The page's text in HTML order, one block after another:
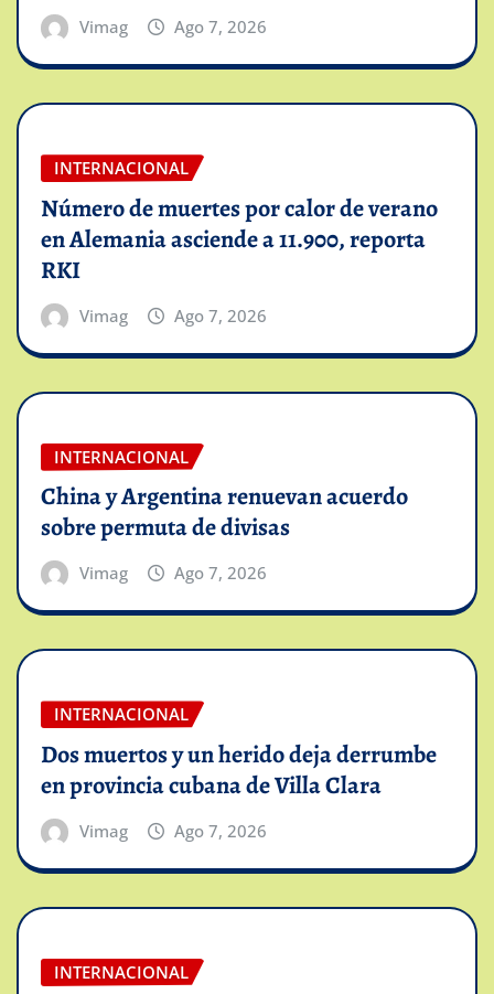
Vimag Ago 7, 2026
INTERNACIONAL
Número de muertes por calor de verano
en Alemania asciende a 11.900, reporta
RKI
Vimag Ago 7, 2026
INTERNACIONAL
China y Argentina renuevan acuerdo
sobre permuta de divisas
Vimag Ago 7, 2026
INTERNACIONAL
Dos muertos y un herido deja derrumbe
en provincia cubana de Villa Clara
Vimag Ago 7, 2026
INTERNACIONAL